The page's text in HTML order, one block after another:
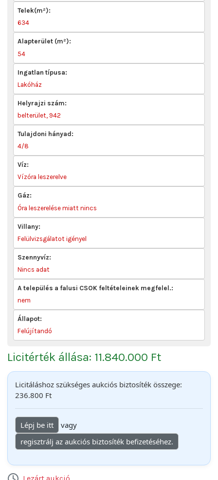
Telek(m²):
634
Alapterület (m²):
54
Ingatlan típusa:
Lakóház
Helyrajzi szám:
belterület, 942
Tulajdoni hányad:
4/8
Víz:
Vízóra leszerelve
Gáz:
Óra leszerelése miatt nincs
Villany:
Felülvizsgálatot igényel
Szennyvíz:
Nincs adat
A település a falusi CSOK feltételeinek megfelel.:
nem
Állapot:
Felújítandó
Licitérték állása: 11.840.000 Ft
Licitáláshoz szükséges aukciós biztosíték összege:
236.800 Ft
Lépj be itt
vagy
regisztrálj az aukciós biztosíték befizetéséhez.